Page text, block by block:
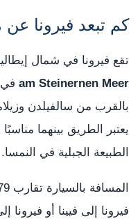
كم تبعد فيرونا عن
تقع فيرونا في شمال
am Steinernen Meer في
بالقرب من سالفيلدن
يعتبر الطريق بينهما
الطبيعة الجبلية في النمسا.
فيرونا إلى فيينا أو